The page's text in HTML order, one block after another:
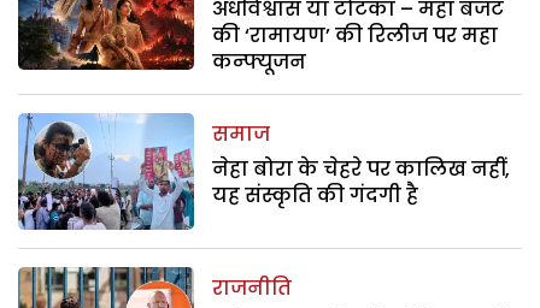
अंधविश्वास या टोटका – महा बजट
की ‘रामायण’ की रिलीज पर महा
कन्फ्यूजन
समाज
नेहा बोरा के चेहरे पर कालिख नहीं,
यह संस्कृति की गंदगी है
राजनीति